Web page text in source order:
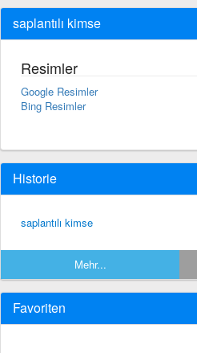
saplantılı kimse
Resimler
Google Resimler
Bing Resimler
Historie
saplantılı kimse
Mehr...
Favoriten